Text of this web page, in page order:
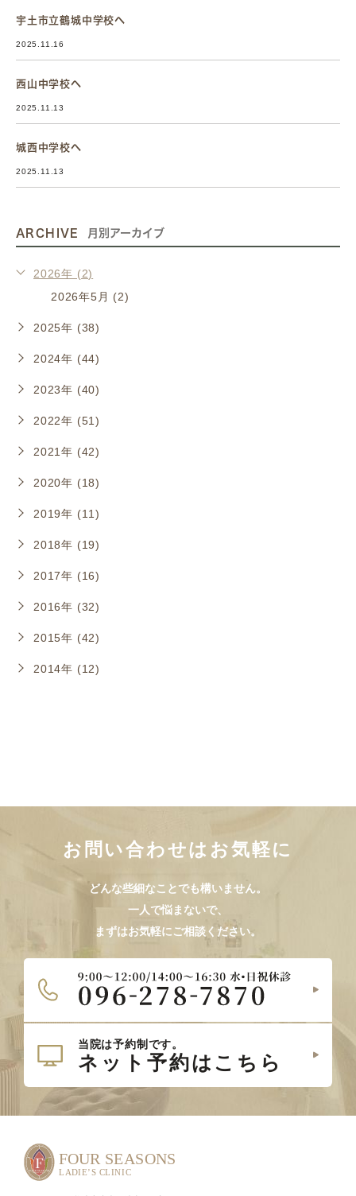
宇土市立鶴城中学校へ
2025.11.16
西山中学校へ
2025.11.13
城西中学校へ
2025.11.13
ARCHIVE 月別アーカイブ
2026年 (2)
2026年5月 (2)
2025年 (38)
2024年 (44)
2023年 (40)
2022年 (51)
2021年 (42)
2020年 (18)
2019年 (11)
2018年 (19)
2017年 (16)
2016年 (32)
2015年 (42)
2014年 (12)
お問い合わせはお気軽に
どんな些細なことでも構いません。
一人で悩まないで、
まずはお気軽にご相談ください。